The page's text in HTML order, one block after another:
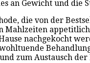
an Gewicht und die
die von der
nachgekocht
zum Austausch